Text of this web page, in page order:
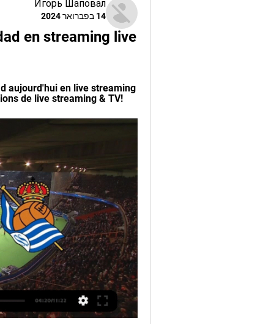
Игорь Шаповал
14 בפברואר 2024
en streaming live
aujourd'hui en live streaming
de live streaming & TV!